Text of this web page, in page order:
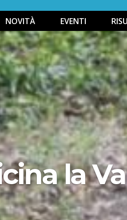
NOVITÀ EVENTI
la